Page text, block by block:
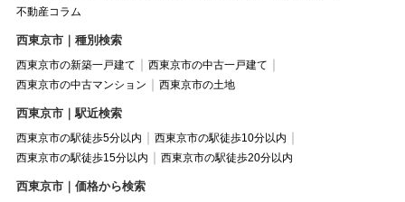
不動産コラム
西東京市｜種別検索
西東京市の新築一戸建て
西東京市の中古一戸建て
西東京市の中古マンション
西東京市の土地
西東京市｜駅近検索
西東京市の駅徒歩5分以内
西東京市の駅徒歩10分以内
西東京市の駅徒歩15分以内
西東京市の駅徒歩20分以内
西東京市｜価格から検索